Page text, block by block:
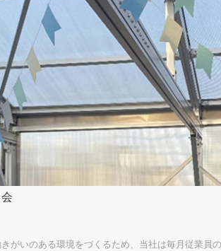
がいのある環境をづくるため、当社は毎月従業